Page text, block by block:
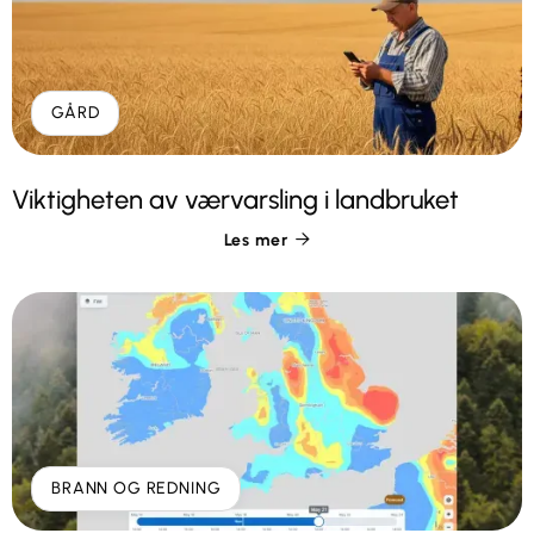
GÅRD
Viktigheten av værvarsling i landbruket
Les mer 
BRANN OG REDNING